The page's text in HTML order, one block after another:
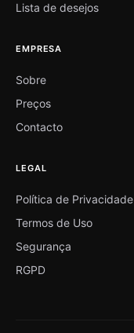
Lista de desejos
EMPRESA
Sobre
Preços
Contacto
LEGAL
Política de Privacidade
Termos de Uso
Segurança
RGPD